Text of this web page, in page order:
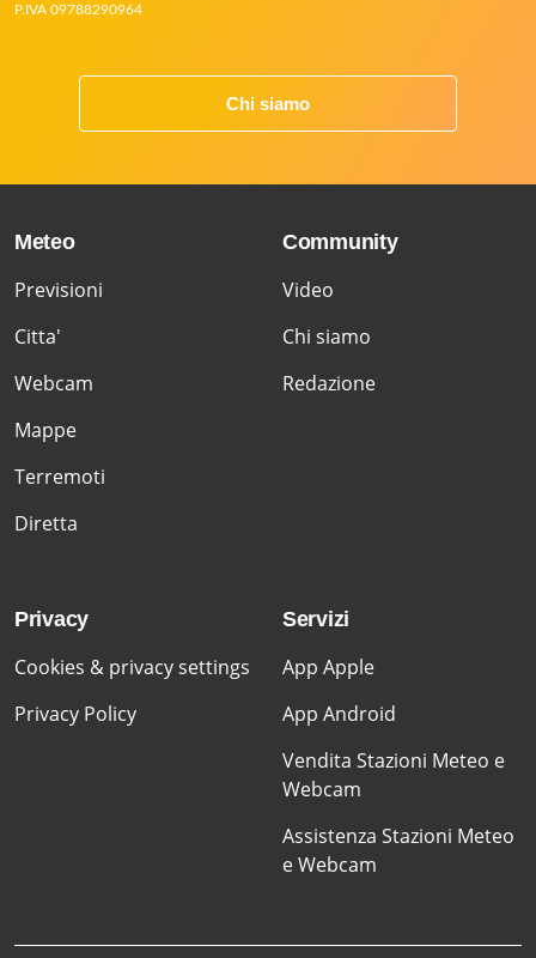
P.IVA 09788290964
Chi siamo
Meteo
Previsioni
Citta'
Webcam
Mappe
Terremoti
Diretta
Community
Video
Chi siamo
Redazione
Privacy
Cookies & privacy settings
Privacy Policy
Servizi
App Apple
App Android
Vendita Stazioni Meteo e
Webcam
Assistenza Stazioni Meteo
e Webcam